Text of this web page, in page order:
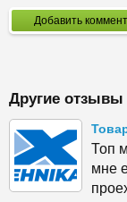
Добавить
Другие отзывы
Топ
мне